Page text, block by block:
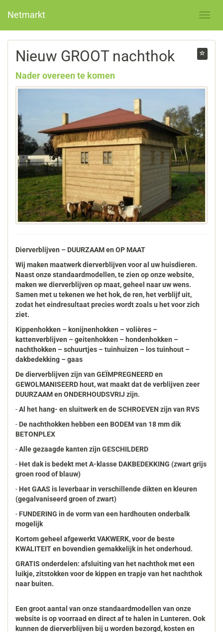
Netmarkt
Nieuw GROOT nachthok
Nader overeen te komen
Dierverblijven – DUURZAAM en OP MAAT
Wij maken maatwerk dierverblijven voor al uw huisdieren.
Naast onze standaardmodellen, te zien op onze website,
maken we dierverblijven op maat, geheel naar uw wens.
Samen met u tekenen we het hok, de ren, het verblijf uit,
zodat het eindresultaat precies wordt zoals u het voor zich
ziet.
Kippenhokken – konijnenhokken – volières –
kattenverblijven – geitenhokken – hondenhokken –
nachthokken – schuurtjes – tuinhuizen – los tuinhout –
dakbedekking – gaas
De dierverblijven zijn van GEÏMPREGNEERD en
GEWOLMANISEERD hout, wat maakt dat de verblijven zeer
DUURZAAM en ONDERHOUDSVRIJ zijn.
-Al het hang- en sluitwerk en de SCHROEVEN zijn van RVS
- De nachthokken hebben een BODEM van 18 mm dik
BETONPLEX
-Alle gezaagde kanten zijn GESCHILDERD
- Het dak is bedekt met A-klasse DAKBEDEKKING (zwart grijs
groen rood of blauw)
- Het GAAS is leverbaar in verschillende dikten en kleuren
(gegalvaniseerd groen of zwart)
- FUNDERING in de vorm van een hardhouten onderbalk
mogelijk
Kortom geheel afgewerkt VAKWERK, voor de beste
KWALITEIT en bovendien gemakkelijk in het onderhoud.
GRATIS onderdelen: afsluiting van het nachthok met een
luikje, zitstokken voor de kippen en trapje van het nachthok
naar buiten.
Een groot aantal van onze standaardmodellen van onze
website is op voorraad en direct af te halen in Lunteren. Ook
kunnen de dierverblijven bij u worden bezorgd, kosten en